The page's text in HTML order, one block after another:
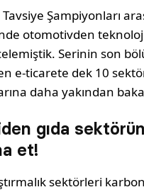
Şampiyonları
otomotivden
Serinin son
e-ticarete dek 10
daha yakından
gıda
et!
sektörleri